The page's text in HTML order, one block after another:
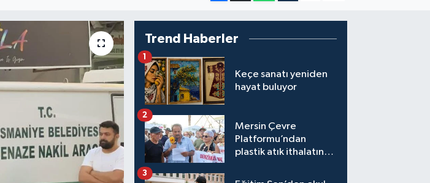
Trend Haberler
Keçe sanatı yeniden
hayat buluyor
1
Mersin Çevre
Platformu’ndan
plastik atık ithalatına
2
3